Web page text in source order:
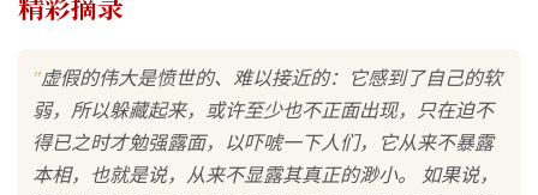
精彩摘录
"虚假的伟大是愤世的、难以接近的：它感到了自己的软
弱，所以躲藏起来，或许至少也不正面出现，只在迫不
得已之时才勉强露面，以吓唬一下人们，它从来不暴露
本相，也就是说，从来不显露其真正的渺小。 如果说，